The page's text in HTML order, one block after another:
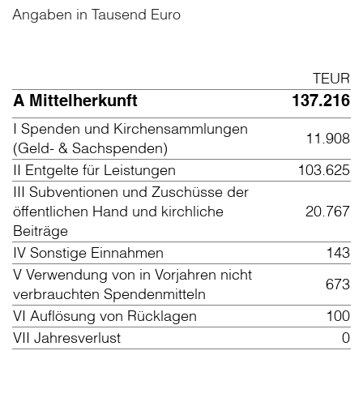
Angaben in Tausend Euro
TEUR
A Mittelherkunft 137.216
I Spenden und Kirchensammlungen
(Geld- & Sachspenden)
11.908
II Entgelte für Leistungen
103.625
III Subventionen und Zuschüsse der
öffentlichen Hand und kirchliche
Beiträge
20.767
IV Sonstige Einnahmen
143
V Verwendung von in Vorjahren nicht
verbrauchten Spendenmitteln
673
VI Auflösung von Rücklagen
100
VII Jahresverlust
0